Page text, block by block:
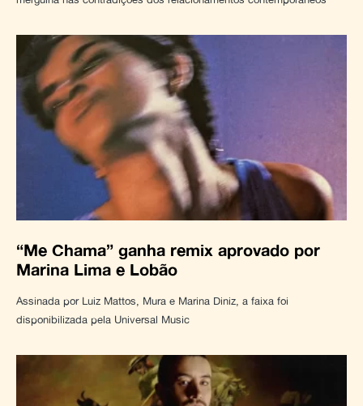
“Me Chama” ganha remix aprovado por
Marina Lima e Lobão
Assinada por Luiz Mattos, Mura e Marina Diniz, a faixa foi
disponibilizada pela Universal Music